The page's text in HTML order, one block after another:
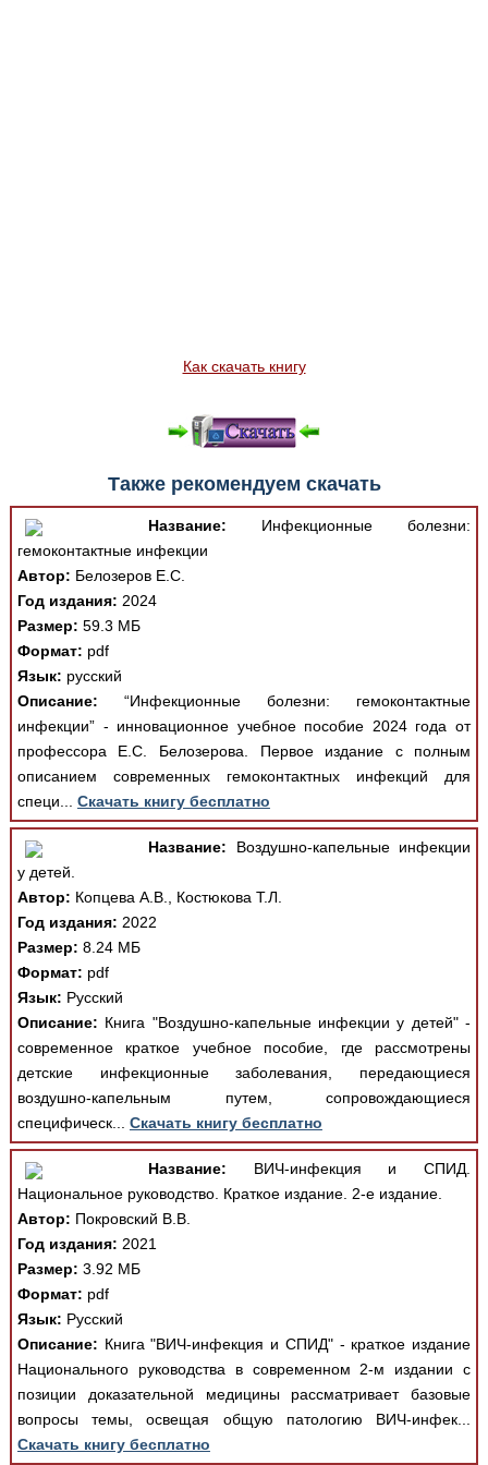
Как скачать книгу
Также рекомендуем скачать
Название: Инфекционные болезни:
гемоконтактные инфекции
Автор: Белозеров Е.С.
Год издания: 2024
Размер: 59.3 МБ
Формат: pdf
Язык: русский
Описание: “Инфекционные болезни: гемоконтактные
инфекции” - инновационное учебное пособие 2024 года от
профессора Е.С. Белозерова. Первое издание с полным
описанием современных гемоконтактных инфекций для
специ... Скачать книгу бесплатно
Название: Воздушно-капельные инфекции
у детей.
Автор: Копцева А.В., Костюкова Т.Л.
Год издания: 2022
Размер: 8.24 МБ
Формат: pdf
Язык: Русский
Описание: Книга "Воздушно-капельные инфекции у детей" -
современное краткое учебное пособие, где рассмотрены
детские инфекционные заболевания, передающиеся
воздушно-капельным путем, сопровождающиеся
специфическ... Скачать книгу бесплатно
Название: ВИЧ-инфекция и СПИД.
Национальное руководство. Краткое издание. 2-е издание.
Автор: Покровский В.В.
Год издания: 2021
Размер: 3.92 МБ
Формат: pdf
Язык: Русский
Описание: Книга "ВИЧ-инфекция и СПИД" - краткое издание
Национального руководства в современном 2-м издании с
позиции доказательной медицины рассматривает базовые
вопросы темы, освещая общую патологию ВИЧ-инфек...
Скачать книгу бесплатно